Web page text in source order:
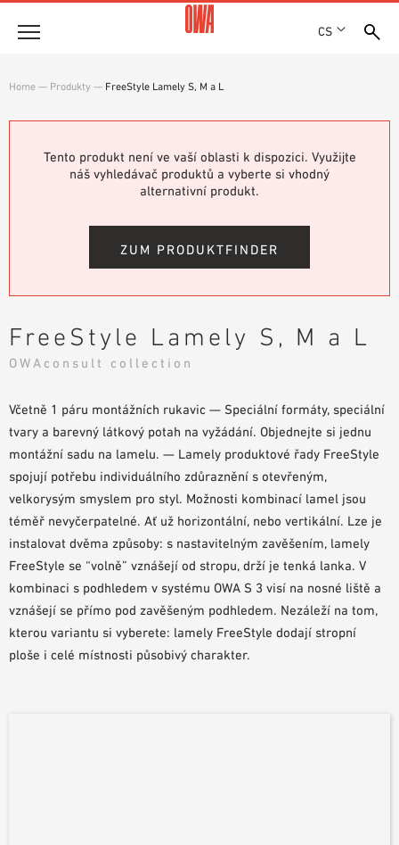
CS
SHOWROOM 7TH FLOOR
Produkty
PŘEHLED PRODUKTŮ
ŘÍZENÉ VYHLEDÁVÁNÍ
OBLASTI POUŽITÍ
TEXTY PRO VÝBĚROVÁ ŘÍZENÍ
SOUBORY KE STAŽENÍ
POMŮCKY PRO PLÁNOVÁNÍ
VIDEA
OBJEDNÁVKA VZORKŮ
Home — Produkty — FreeStyle Lamely S, M a L
Tento produkt není ve vaší oblasti k dispozici. Využijte
náš vyhledávač produktů a vyberte si vhodný
alternativní produkt.
ZUM PRODUKTFINDER
FreeStyle Lamely S, M a L
OWAconsult collection
Včetně 1 páru montážních rukavic — Speciální formáty, speciální
tvary a barevný látkový potah na vyžádání. Objednejte si jednu
montážní sadu na lamelu. — Lamely produktové řady FreeStyle
spojují potřebu individuálního zdůraznění s otevřeným,
velkorysým smyslem pro styl. Možnosti kombinací lamel jsou
téměř nevyčerpatelné. Ať už horizontální, nebo vertikální. Lze je
instalovat dvěma způsoby: s nastavitelným zavěšením, lamely
FreeStyle se “volně” vznášejí od stropu, drží je tenká lanka. V
kombinaci s podhledem v systému OWA S 3 visí na nosné liště a
vznášejí se přímo pod zavěšeným podhledem. Nezáleží na tom,
kterou variantu si vyberete: lamely FreeStyle dodají stropní
ploše i celé místnosti působivý charakter.